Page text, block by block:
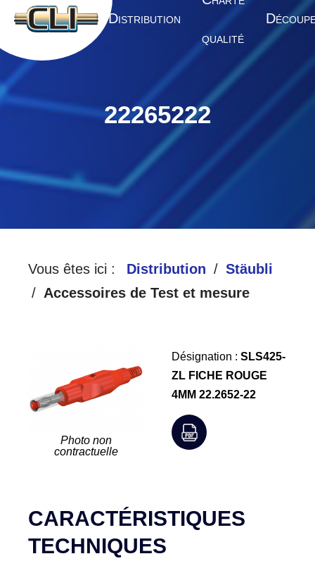
A CCUEIL DISTRIBUTION
QUALITÉ
D
22265222
Vous êtes ici : Distribution
Stäubli
Accessoires de Test et mesure
Photo non
contractuelle
Désignation : SLS425-
ZL FICHE ROUGE
4MM 22.2652-22
CARACTÉRISTIQUES
TECHNIQUES